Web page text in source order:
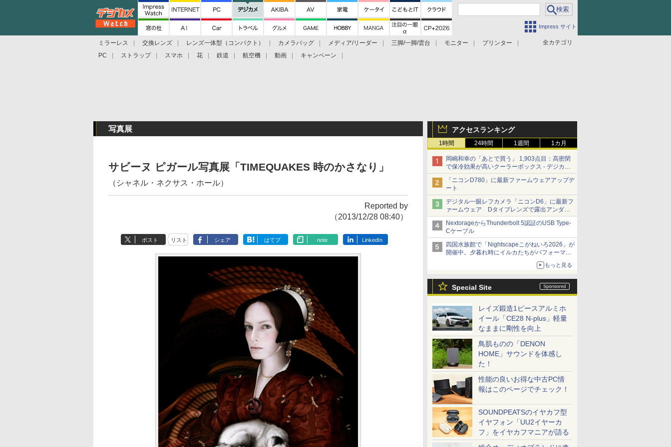
Impress サイト
全カテゴリ
ミラーレス 交換レンズ レンズ一体型（コンパクト） カメラバッグ メディア/リーダー 三脚/一脚/雲台 モニター
プリンター
PC
ストラップ スマホ 花 鉄道 航空機 動画 キャンペーン
アクセスランキング
1時間 24時間 1週間 1カ月
岡嶋和幸の「あとで買う」 1,903点目：高密閉
で保冷効果が高いクーラーボックス - デジカメ
Watch
「ニコンD780」に最新ファームウェアアップデ
ート
デジタル一眼レフカメラ「ニコンD6」に最新フ
ァームウェア Dタイプレンズで露出アンダー
になる現象の修正など
NextorageからThunderbolt 5認証のUSB Type-
Cケーブル
四国水族館で「Nightscapeこがねいろ2026」が
開催中。夕暮れ時にイルカたちがパフォーマン
もっと見る
Special Site
レイズ鍛造1ピースアルミホ
イール「CE28 N-plus」軽量
なままに剛性を向上
鳥肌ものの「DENON
HOME」サウンドを体感し
た！
性能の良いお得な中古PC情
報はこのページでチェック！
SOUNDPEATSのイヤカフ型
イヤフォン「UU2イヤーカ
フ」をイヤカフマニアが語る
写真展
サビーヌ ピガール写真展「TIMEQUAKES 時のかさなり」
（シャネル・ネクサス・ホール）
Reported by
（2013/12/28 08:40）
ポスト リスト シェア はてブ note LinkedIn